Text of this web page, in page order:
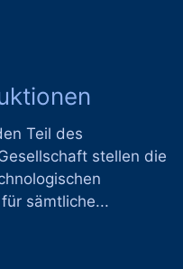
Teil des
stellen die
sämtliche...